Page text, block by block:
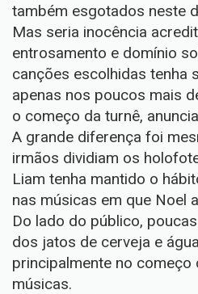
também esgotados neste
Mas seria inocência
entrosamento e domínio
canções escolhidas tenha
apenas nos poucos mais
o começo da turnê,
A grande diferença foi
irmãos dividiam os
Liam tenha mantido o
nas músicas em que Noel
Do lado do público,
dos jatos de cerveja e
principalmente no começo
músicas.